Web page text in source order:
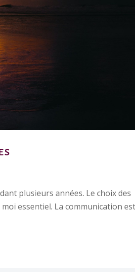
plusieurs années. Le choix des
essentiel. La communication